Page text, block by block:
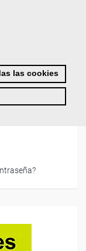
las cookies